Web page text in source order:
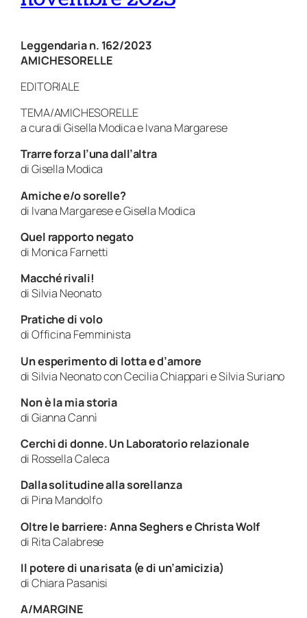
Leggendaria n. 162/2023
AMICHESORELLE
EDITORIALE
TEMA/AMICHESORELLE
a cura di Gisella Modica e Ivana Margarese
Trarre forza l’una dall’altra
di Gisella Modica
Amiche e/o sorelle?
di Ivana Margarese e Gisella Modica
Quel rapporto negato
di Monica Farnetti
Macché rivali!
di Silvia Neonato
Pratiche di volo
di Officina Femminista
Un esperimento di lotta e d’amore
di Silvia Neonato con Cecilia Chiappari e Silvia Suriano
Non è la mia storia
di Gianna Cannì
Cerchi di donne. Un Laboratorio relazionale
di Rossella Caleca
Dalla solitudine alla sorellanza
di Pina Mandolfo
Oltre le barriere: Anna Seghers e Christa Wolf
di Rita Calabrese
Il potere di una risata (e di un’amicizia)
di Chiara Pasanisi
A/MARGINE